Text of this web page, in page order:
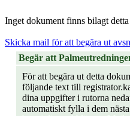
Inget dokument finns bilagt
Skicka mail för att begära ut
Begär att
För att begära ut detta
följande text till
dina uppgifter i rutorna
automatiskt fylla i dem